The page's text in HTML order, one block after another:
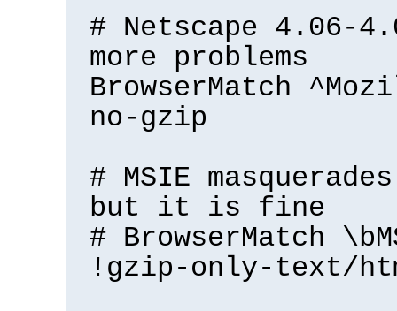
# Netscape 4.06-
more problems
BrowserMatch
no-gzip
# MSIE
but it is fine
# BrowserMatch
!gzip-only-text/